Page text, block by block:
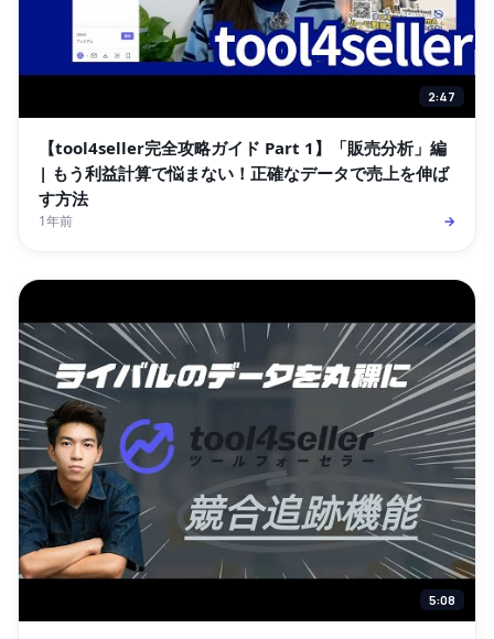
2:47
【tool4seller完全攻略ガイド Part 1】「販売分析」編
| もう利益計算で悩まない！正確なデータで売上を伸ば
す方法
1年前 →
5:08